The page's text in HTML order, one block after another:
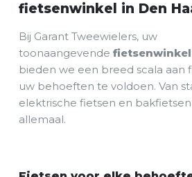
fietsenwinkel in Den
Bij Garant Tweewielers, uw
toonaangevende fietsenwinkel
bieden we een breed scala aan
uw behoeften te voldoen. Van
elektrische fietsen en
allemaal.